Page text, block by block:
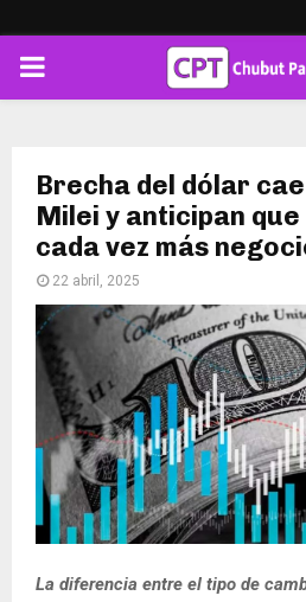
PRIMARY
Brecha del dólar
Milei y anticipan
cada vez más
22 abril, 2025
La diferencia entre el tipo de